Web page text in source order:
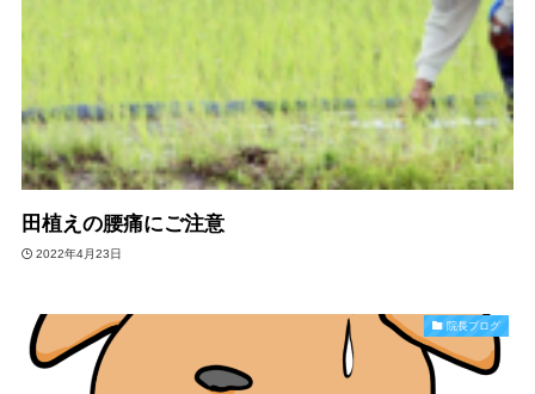
田植えの腰痛にご注意
2022年4月23日
院長ブログ